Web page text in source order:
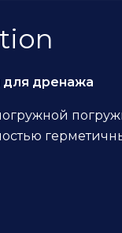
для дренажа